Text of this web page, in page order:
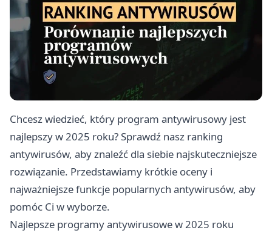
Chcesz wiedzieć, który program antywirusowy jest
najlepszy w 2025 roku? Sprawdź nasz ranking
antywirusów, aby znaleźć dla siebie najskuteczniejsze
rozwiązanie. Przedstawiamy krótkie oceny i
najważniejsze funkcje popularnych antywirusów, aby
pomóc Ci w wyborze.
Najlepsze programy antywirusowe w 2025 roku